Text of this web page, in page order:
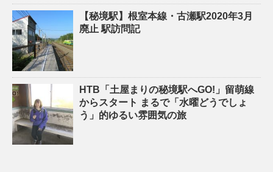
【秘境駅】根室本線・古瀬駅2020年3月
廃止 駅訪問記
HTB「土屋まりの秘境駅へGO!」留萌線
からスタート まるで「水曜どうでしょ
う」的ゆるい雰囲気の旅